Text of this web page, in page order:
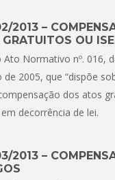
2013 –
OU
Ato Normativo nº. 016,
de 2005, que “dispõe
dos atos
decorrência de lei.
2013 –